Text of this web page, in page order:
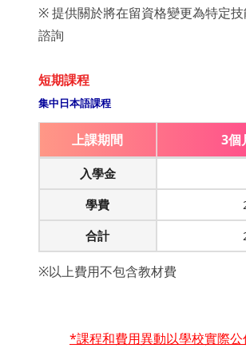
※ 提供關於將在留資格變更為特定
諮詢
短期課程
集中日本語課程
上課期間 3個
入學金
學費
合計
※以上費用不包含教材費
*課程和費用異動以學校實際